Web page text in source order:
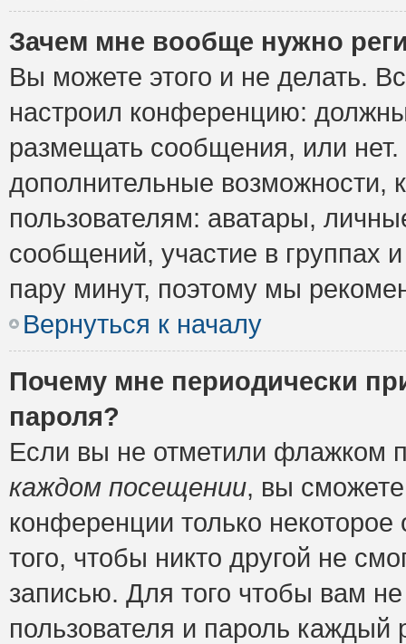
Зачем мне вообще нужно
Вы можете этого и не делать.
настроил конференцию:
размещать сообщения, или
дополнительные возможности,
пользователям: аватары,
сообщений, участие в группах
пару минут, поэтому мы
Вернуться к началу
Почему мне периодически
пароля?
Если вы не отметили флажком
каждом посещении, вы
конференции только
того, чтобы никто другой не
записью. Для того чтобы вам
пользователя и пароль